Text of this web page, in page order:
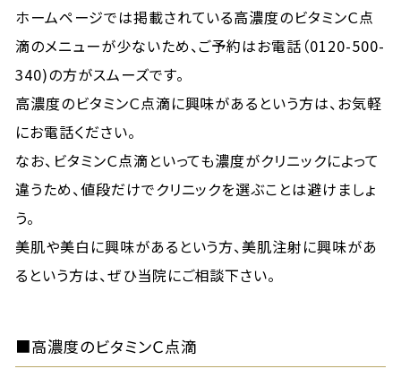
ホームページでは掲載されている高濃度のビタミンＣ点
滴のメニューが少ないため、ご予約はお電話（0120-500-
340)の方がスムーズです。
高濃度のビタミンＣ点滴に興味があるという方は、お気軽
にお電話ください。
なお、ビタミンＣ点滴といっても濃度がクリニックによって
違うため、値段だけでクリニックを選ぶことは避けましょ
う。
美肌や美白に興味があるという方、美肌注射に興味があ
るという方は、ぜひ当院にご相談下さい。
■高濃度のビタミンＣ点滴